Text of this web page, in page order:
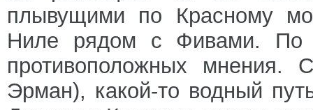
плывущими по Красному
Ниле рядом с Фивами. По
противоположных мнения.
Эрман), какой-то водный